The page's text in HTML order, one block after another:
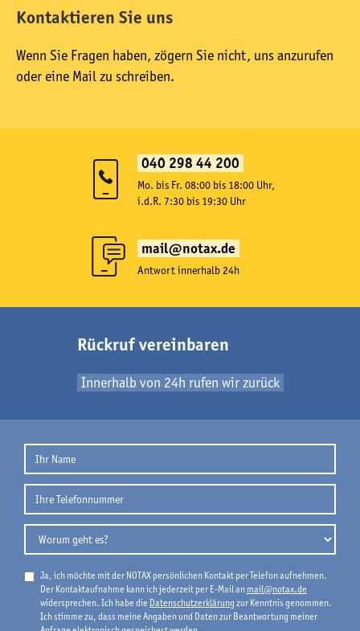
Kontaktieren Sie uns
Wenn Sie Fragen haben, zögern Sie nicht, uns anzurufen
oder eine Mail zu schreiben.
040 298 44 200
Mo. bis Fr. 08:00 bis 18:00 Uhr,
i.d.R. 7:30 bis 19:30 Uhr
mail@notax.de
Antwort innerhalb 24h
Rückruf vereinbaren
Innerhalb von 24h rufen wir zurück
Ja, ich möchte mit der NOTAX persönlichen Kontakt per Telefon aufnehmen.
Der Kontaktaufnahme kann ich jederzeit per E-Mail an mail@notax.de
widersprechen. Ich habe die Datenschutzerklärungzur Kenntnis genommen.
Ich stimme zu, dass meine Angaben und Daten zur Beantwortung meiner